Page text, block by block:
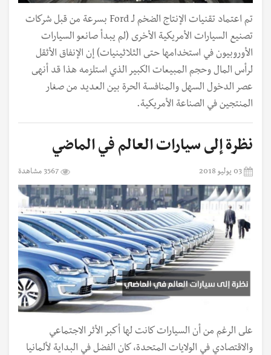
تم اعتماد تقنيات الإنتاج الضخم لـ Ford بسرعة من قبل شركات
تصنيع السيارات الأمريكية الأخرى (لم يبدأ صانعو السيارات
الأوروبيون في استخدامها حتى الثلاثينيات) إن الإنفاق الأثقل
لرأس المال وحجم المبيعات الكبير الذي استلزمه هذا قد أنهى
عصر الدخول السهل والمنافسة الحرة بين العديد من صغار
المنتجين في الصناعة الأمريكية.
نظرة إلى سيارات العالم في الماضي
03 يوليو 2018 3567 مشاهدة
على الرغم من أن السيارات كانت لها أكبر الأثر الاجتماعي
والاقتصادي في الولايات المتحدة، كان الفضل في البداية لألمانيا